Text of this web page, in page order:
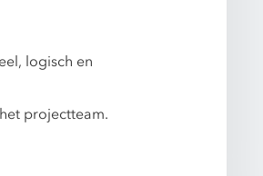
logisch en
projectteam.